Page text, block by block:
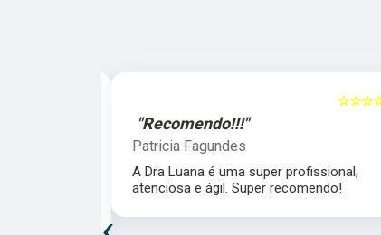
"Recomendo!!!"
Patricia Fagundes
A Dra Luana é uma super profissional,
atenciosa e ágil. Super recomendo!